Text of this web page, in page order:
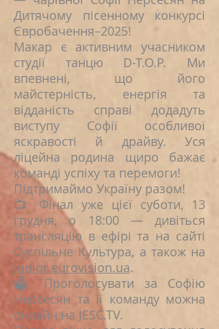
Дитячому пісенному конкурсі
Євробачення–2025!
Макар є активним учасником
студії танцю D-T.O.P. Ми
впевнені, що його
майстерність, енергія та
відданість справі додадуть
виступу Софії особливої
яскравості й драйву. Уся
ліцейна родина щиро бажає
команді успіху та перемоги!
Підтримаймо Україну разом!
📺 Фінал уже цієї суботи, 13
грудня, о 18:00 — дивіться
трансляцію в ефірі та на сайті
Суспільне Культура, а також на
junior.eurovision.ua.
🗳️ Проголосувати за Софію
Нерсесян та її команду можна
онлайн на JESC.TV.